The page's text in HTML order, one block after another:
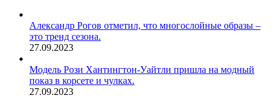
Александр Рогов отметил, что многослойные образы –
это тренд сезона.
27.09.2023
Модель Рози Хантингтон-Уайтли пришла на модный
показ в корсете и чулках.
27.09.2023